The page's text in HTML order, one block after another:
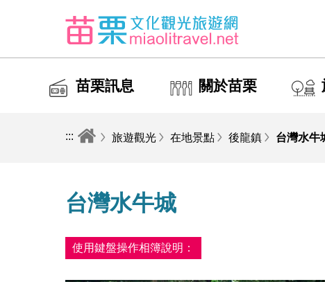
苗栗訊息 關於苗栗
::: 旅遊觀光 在地景點 後龍鎮 台灣水牛
台灣水牛城
使用鍵盤操作相簿說明：